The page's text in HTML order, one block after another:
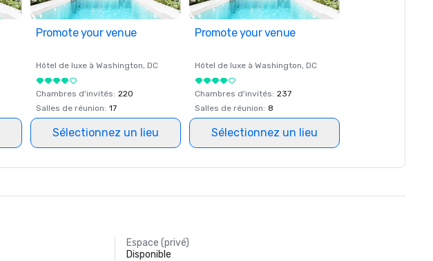
Promote your venue
Hôtel de luxe à Washington, DC
Chambres d'invités: 220
Salles de réunion: 17
Sélectionnez un lieu
Promote your venue
Hôtel de luxe à Washington, DC
Chambres d'invités: 237
Salles de réunion: 8
Sélectionnez un lieu
Espace (privé)
Disponible